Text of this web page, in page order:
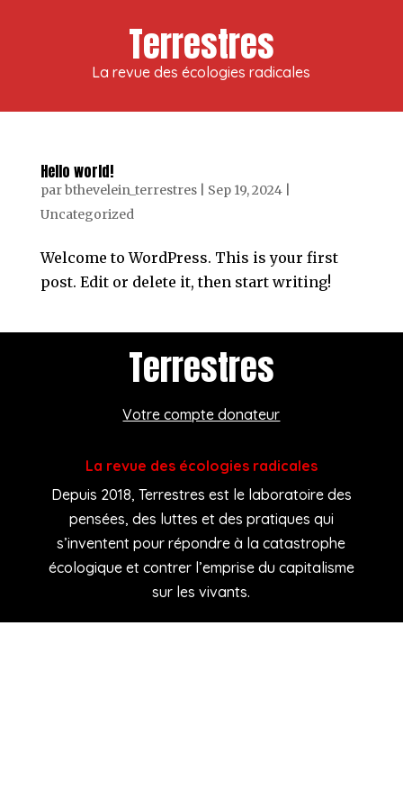
Terrestres
La revue des écologies radicales
Hello world!
parbthevelein_terrestres| Sep 19, 2024|
Uncategorized
Welcome to WordPress. This is your first
post. Edit or delete it, then start writing!
Terrestres
Votre compte donateur
La revue des écologies radicales
Depuis 2018, Terrestres est le laboratoire des
pensées, des luttes et des pratiques qui
s’inventent pour répondre à la catastrophe
écologique et contrer l’emprise du capitalisme
sur les vivants.